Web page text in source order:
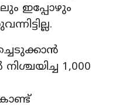
ഇപ്പോഴും
1,000